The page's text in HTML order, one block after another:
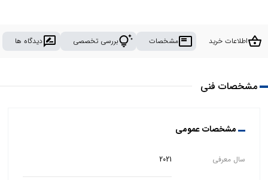
shopping_basketاطلاعات خرید featured_play_listمشخصات tips_and_updatesبررسی تخصصی rate_reviewدیدگاه ها
مشخصات فنی
مشخصات عمومی
سال معرفی 2021